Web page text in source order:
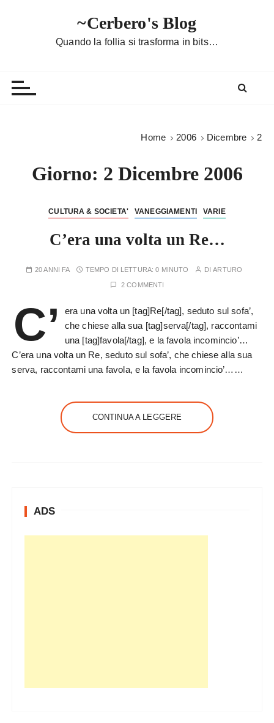
~Cerbero's Blog
Quando la follia si trasforma in bits…
Home 2006 Dicembre 2
Giorno: 2 Dicembre 2006
CULTURA & SOCIETA' VANEGGIAMENTI VARIE
C’era una volta un Re…
20 ANNI FA TEMPO DI LETTURA:0 MINUTO DIARTURO
2 COMMENTI
C’
era una volta un [tag]Re[/tag], seduto sul sofa’,
che chiese alla sua [tag]serva[/tag], raccontami
una [tag]favola[/tag], e la favola incomincio’…
C’era una volta un Re, seduto sul sofa’, che chiese alla sua
serva, raccontami una favola, e la favola incomincio’……
CONTINUA A LEGGERE
ADS